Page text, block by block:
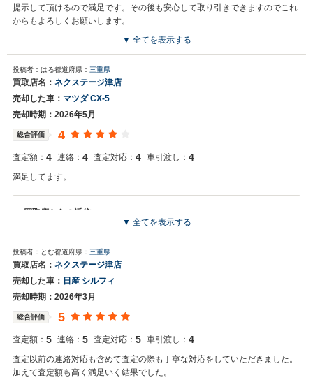
提示して頂けるので満足です。その後も安心して取り引きできますのでこれ
からもよろしくお願いします。
買取店からの返信
お世話になっております。株式会社ネクステージでございます。この
度はネクステージをご利用いただきまして誠にありがとうございまし
た。弊社ではヴェルファイアのようなミニバンの専門店を展開してい
る関係もあり、大変得意な車種となっております。ミニバンの他にも
機会がございましたら是非お力添えできれば幸いでございます。今後
とも宜しくお願い申し上げます。
▼ 全てを表示する
投稿者：はる都道府県： 三重県
買取店名： ネクステージ津店
売却した車： マツダ CX-5
売却時期：2026年5月
総合評価 4
査定額： 4 連絡： 4 査定対応： 4 車引渡し： 4
満足してます。
買取店からの返信
お世話になっております。株式会社ネクステージでございます。この
た。今後もご満足いただけるよう精進してまいります。スタッフ一
同、またのご利用お待ちしております。
▼ 全てを表示する
投稿者：とむ都道府県： 三重県
買取店名： ネクステージ津店
売却した車： 日産 シルフィ
売却時期：2026年3月
総合評価 5
査定額： 5 連絡： 5 査定対応： 5 車引渡し： 4
査定以前の連絡対応も含めて査定の際も丁寧な対応をしていただきました。
加えて査定額も高く満足いく結果でした。